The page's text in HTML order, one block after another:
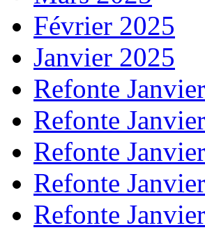
Février 2025
Janvier 2025
Refonte
Refonte
Refonte
Refonte
Refonte